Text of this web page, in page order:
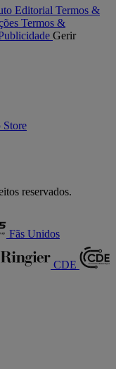
Editorial Termos &
Termos &
Gerir
Store
reservados.
Fãs Unidos
CDE